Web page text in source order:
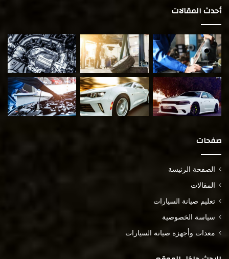
أحدث المقالات
صفحات
الصفحة الرئيسة
المقالات
تعليم صيانة السيارات
سياسة الخصوصية
معدات وأجهزة صيانة السيارات